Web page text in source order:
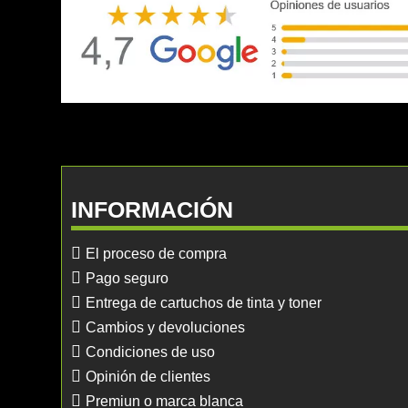
INFORMACIÓN
El proceso de compra
Pago seguro
Entrega de cartuchos de tinta y toner
Cambios y devoluciones
Condiciones de uso
Opinión de clientes
Premiun o marca blanca